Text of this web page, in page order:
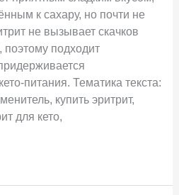
к сахару, но почти не
не вызывает скачков
поэтому подходит
питания. Тематика текста:
купить эритрит,
для кето,